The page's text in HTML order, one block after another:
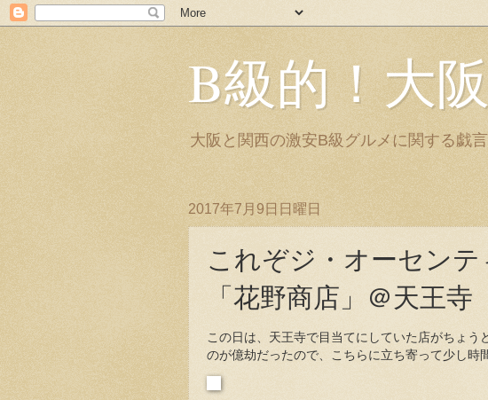
B級的！大
大阪と関西の激安B級グルメに関する戯
2017年7月9日日曜日
これぞジ・オーセン
「花野商店」＠天王寺
この日は、天王寺で目当てにしていた店がちょう
のが億劫だったので、こちらに立ち寄って少し時